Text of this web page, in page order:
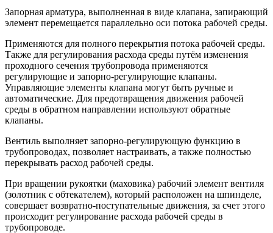
Запорная арматура, выполненная в виде клапана, запирающий
элемент перемещается параллельно оси потока рабочей среды.
Применяются для полного перекрытия потока рабочей среды.
Также для регулирования расхода среды путём изменения
проходного сечения трубопровода применяются
регулирующие и запорно-регулирующие клапаны.
Управляющие элементы клапана могут быть ручные и
автоматические. Для предотвращения движения рабочей
среды в обратном направлении используют обратные
клапаны.
Вентиль выполняет запорно-регулирующую функцию в
трубопроводах, позволяет настраивать, а также полностью
перекрывать расход рабочей среды.
При вращении рукоятки (маховика) рабочий элемент вентиля
(золотник с обтекателем), который расположен на шпинделе,
совершает возвратно-поступательные движения, за счет этого
происходит регулирование расхода рабочей среды в
трубопроводе.